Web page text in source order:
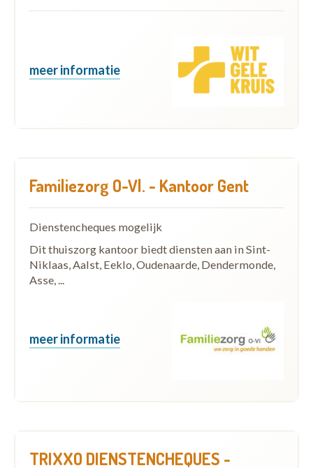
meer informatie
Familiezorg O-Vl. - Kantoor Gent
Dienstencheques mogelijk
Dit thuiszorg kantoor biedt diensten aan in Sint-
Niklaas, Aalst, Eeklo, Oudenaarde, Dendermonde,
Asse, ...
meer informatie
TRIXXO DIENSTENCHEQUES -